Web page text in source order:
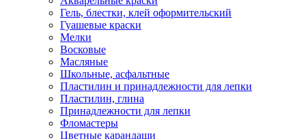
Гель, блестки, клей оформительский
Гуашевые краски
Мелки
Восковые
Масляные
Школьные, асфальтные
Пластилин и принадлежности для лепки
Пластилин, глина
Принадлежности для лепки
Фломастеры
Цветные карандаши